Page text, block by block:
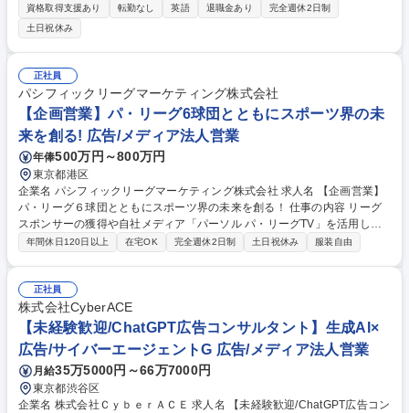
ート・オペレーション業務、施設のセールス業務の運営業務をご担当いた
だきます。 【具体的な業務】■六本木ヒルズ、虎ノ門ヒルズ、虎ノ門・麻
布台プロジェクト等のイベント施設・コワーキングスペース・文化施設
（新施設含む）における接客・セールス業務（VIP、海外顧客含む）、運
営業務 ■各案件の企画進行、関係者調整業務（イベントコーディネート・
オペレーション） ■各案件の見積作成、発注、現場管理 ■各イベント施設
における自主イベントの企画立案、運営管理、施設運営及び施設管理 募集
職種 【イベントコーディネート(施設運営)/サービス職群】
資格取得支援あり 転勤なし 英語 退職金あり
完全週休2日制
土日祝休み
正社員
パシフィックリーグマーケティング株式会社
【企画営業】パ・リーグ6球団とともにスポーツ界の未
来を創る! 広告/メディア法人営業
年俸500万円～800万円
東京都港区
企業名 パシフィックリーグマーケティング株式会社 求人名 【企画営業】
パ・リーグ６球団とともにスポーツ界の未来を創る！ 仕事の内容 リーグ
スポンサーの獲得や自社メディア「パーソル パ・リーグTV」を活用した
コンテンツセールスをお任せします。企業に対する課題解決型の法人営業
ビス等）を活用したコンテンツセールス（タイアップ企画・番組協賛提
案） ■スポンサー企業のプロモーション企画の立案・実行・事後検証 ■企
業からヒアリングした課題の解決に向け、企画立案からパ・リーグ6球団
とも密に連携したアクティベーションの実行まで、一貫して手掛けること
が可能です。 募集職種 【企画営業】パ・リーグ６球団とともにスポーツ
界の未来を創る！
年間休日120日以上 在宅OK 完全週休2日制 土日祝休み 服装自由
正社員
株式会社CyberACE
【未経験歓迎/ChatGPT広告コンサルタント】生成AI×
広告/サイバーエージェントG 広告/メディア法人営業
月給35万5000円～66万7000円
東京都渋谷区
企業名 株式会社ＣｙｂｅｒＡＣＥ 求人名 【未経験歓迎/ChatGPT広告コン